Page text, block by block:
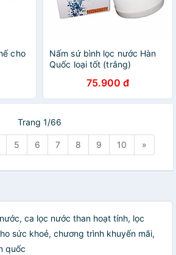
cho
Nấm sứ bình lọc nước Hàn
Quốc loại tốt (trắng)
75.900 đ
Trang 1/66
5 6 7 8 9 10 »
ca lọc nước than hoạt tính, lọc
sức khoẻ, chương trình khuyến mãi,
quốc